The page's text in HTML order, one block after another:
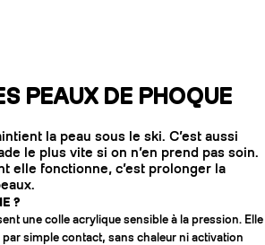
PEAUX DE PHOQUE
la peau sous le ski. C’est aussi
le plus vite si on n’en prend pas soin.
elle fonctionne, c’est prolonger la
?
une colle acrylique sensible à la pression. Elle
par simple contact, sans chaleur ni activation